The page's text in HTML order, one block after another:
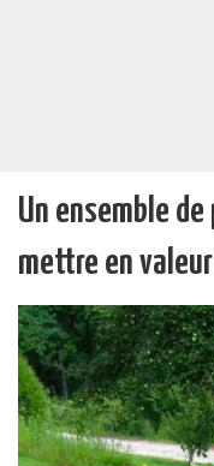
Un ensemble
mettre en